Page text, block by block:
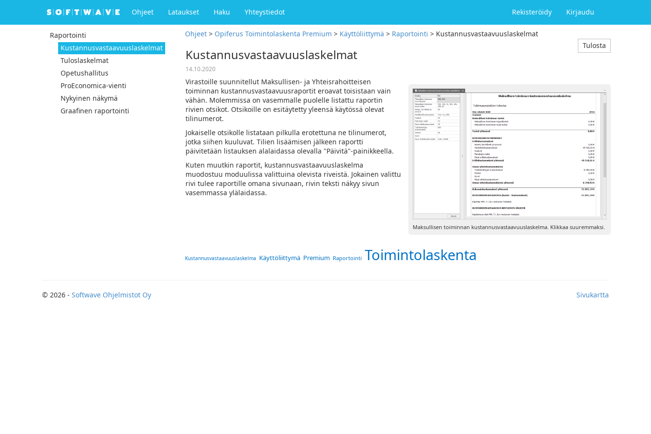
Ohjeet Lataukset Haku Yhteystiedot Rekisteröidy Kirjaudu
Raportointi
Kustannusvastaavuuslaskelmat
Tuloslaskelmat
Opetushallitus
ProEconomica-vienti
Nykyinen näkymä
Graafinen raportointi
Ohjeet > Opiferus Toimintolaskenta Premium > Käyttöliittymä > Raportointi > Kustannusvastaavuuslaskelmat
Kustannusvastaavuuslaskelmat
14.10.2020
Tulosta
Maksullisen toiminnan kustannusvastaavuuslaskelma. Klikkaa suuremmaksi.
Virastoille suunnitellut Maksullisen- ja Yhteisrahoitteisen
toiminnan kustannusvastaavuusraportit eroavat toisistaan vain
vähän. Molemmissa on vasemmalle puolelle listattu raportin
rivien otsikot. Otsikoille on esitäytetty yleensä käytössä olevat
tilinumerot.
Jokaiselle otsikolle listataan pilkulla erotettuna ne tilinumerot,
jotka siihen kuuluvat. Tilien lisäämisen jälkeen raportti
päivitetään listauksen alalaidassa olevalla "Päivitä"-painikkeella.
Kuten muutkin raportit, kustannusvastaavuuslaskelma
muodostuu moduulissa valittuina olevista riveistä. Jokainen valittu
rivi tulee raportille omana sivunaan, rivin teksti näkyy sivun
vasemmassa ylälaidassa.
Kustannusvastaavuuslaskelma Käyttöliittymä Premium Raportointi Toimintolaskenta
Sivukartta
© 2026 - Softwave Ohjelmistot Oy